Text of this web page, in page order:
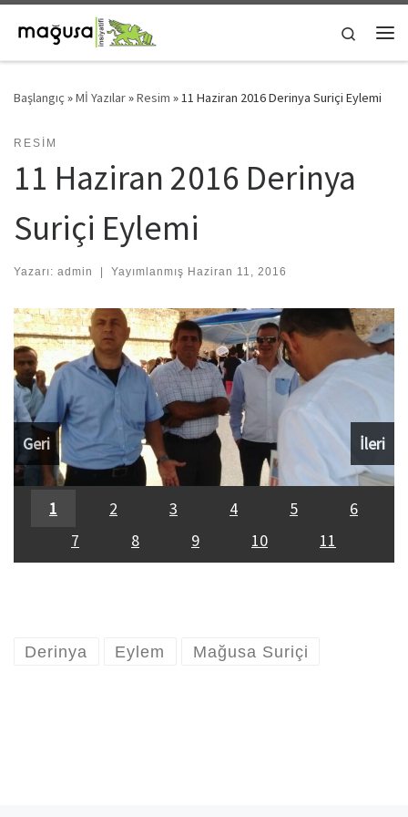
Skip to content
Search
Başlangıç »Mİ Yazılar»Resim »11 Haziran 2016 Derinya Suriçi Eylemi
RESIM
11 Haziran 2016 Derinya
Suriçi Eylemi
Yazarı: admin | Yayımlanmış Haziran 11, 2016
Geri İleri
1 2 3 4 5
6
7
8 9 10 11
Derinya Eylem Mağusa Suriçi